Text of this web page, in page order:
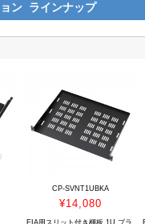
ン ラインナップ
CP-SVNT1UBKA
¥14,080
EIA用スリット付き棚板 1U ブラ